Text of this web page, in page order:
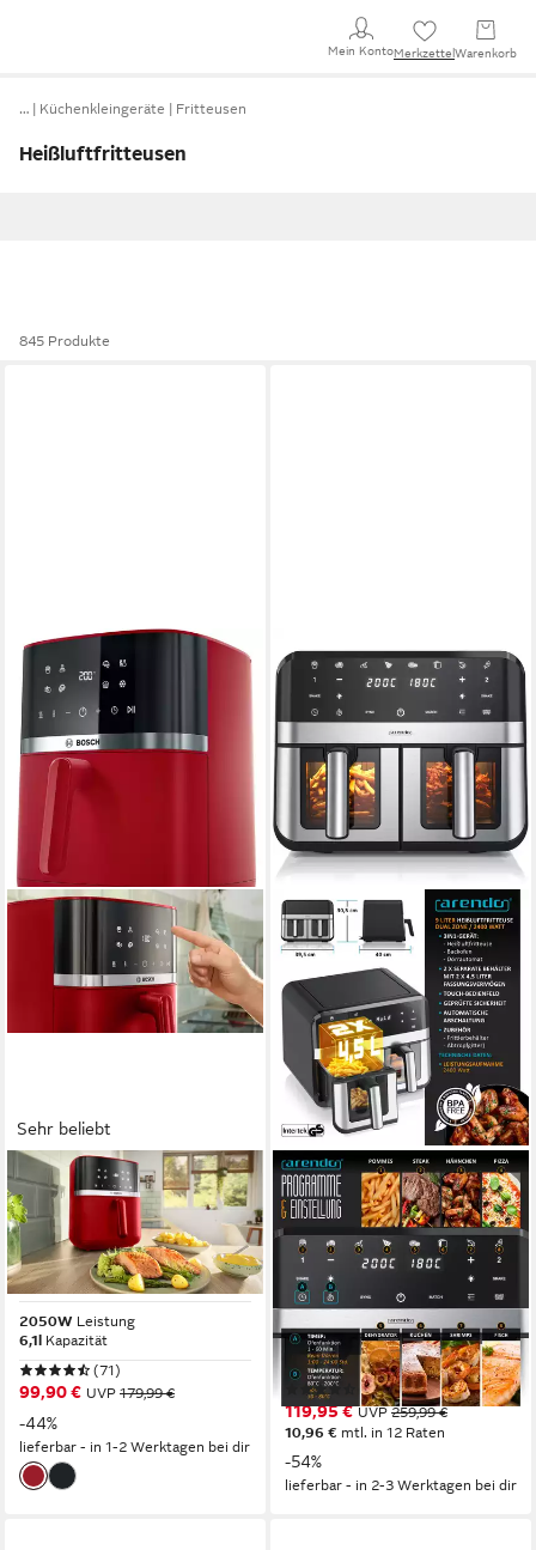
Mein KontoMerkzettel Warenkorb
… Küchenkleingeräte Fritteusen
Heißluftfritteusen
845 Produkte
Sehr beliebt
BOSCH
Heißluftfritteuse Air Fryer
Serie 4, MAF462R0, 6,1l, 2
Heizelemente, 7 Programme,
rot
2050W Leistung
6,1l Kapazität
(71)
99,90 € UVP 179,99 €
-44%
lieferbar - in 1-2 Werktagen bei dir
ARENDO
Heißluftfritteuse XXL
Doppelkammer Airfryer 9L,
Dual Zone, Sichtfenster mit
Beleuchtung
Leistung
9l Kapazität
30-200 °C
Temperatur
(50)
119,95 € UVP 259,99 €
10,96 € mtl. in 12 Raten
-54%
lieferbar - in 2-3 Werktagen bei dir